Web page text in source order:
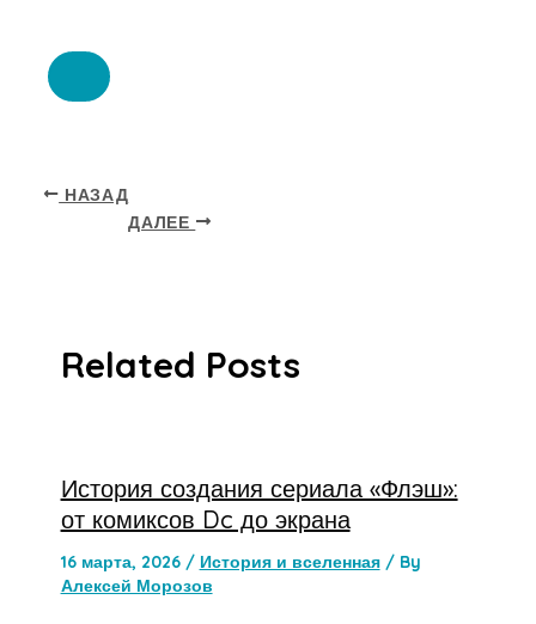
НАЗАД
ДАЛЕЕ
Related Posts
История создания сериала «Флэш»:
от комиксов Dc до экрана
16 марта, 2026 / История и вселенная/ By
Алексей Морозов